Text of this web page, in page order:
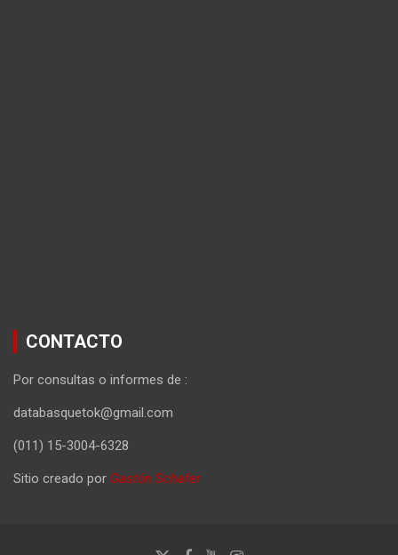
CONTACTO
Por consultas o informes de :
databasquetok@gmail.com
(011) 15-3004-6328
Sitio creado por Gastón Schafer